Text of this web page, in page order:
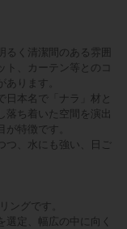
く清潔間のある雰囲
ト、カーテン等とのコ
ります。
日本名で「ナラ」材と
落ち着いた空間を演出
特徴です。
つ、水にも強い、日ご
ングです。
定、幅広の中に向く